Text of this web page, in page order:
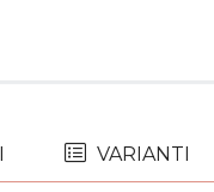
VARIANTI